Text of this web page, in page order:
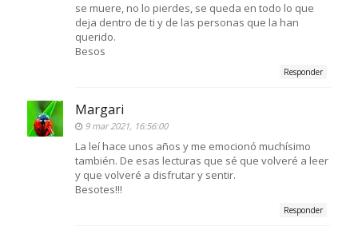
se muere, no lo pierdes, se queda en todo lo que
deja dentro de ti y de las personas que la han
querido.
Besos
Responder
Margari
9 mar 2021, 16:56:00
La leí hace unos años y me emocionó muchísimo
también. De esas lecturas que sé que volveré a leer
y que volveré a disfrutar y sentir.
Besotes!!!
Responder